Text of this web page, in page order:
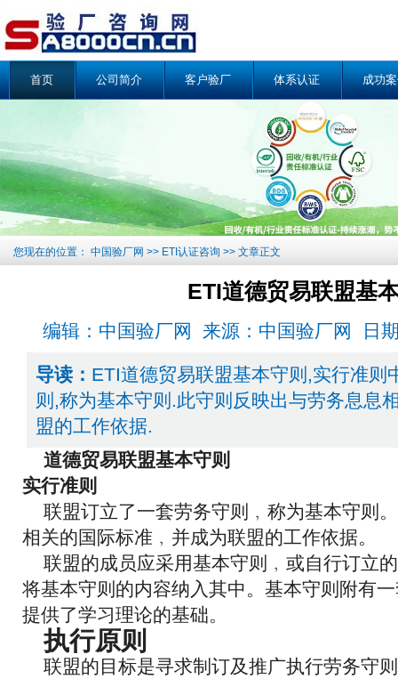
首页 公司简介 客户验厂 体系认证 成功
您现在的位置： 中国验厂网 >> ETI认证咨询 >> 文章正文
ETI道德贸易联盟基
编辑：中国验厂网 来源：中国验厂网 日
导读： ETI道德贸易联盟基本守则,实行准则
则,称为基本守则.此守则反映出与劳务息息
盟的工作依据.
道德贸易联盟基本守则
实行准则
联盟订立了一套劳务守则﹐称为基本守则
相关的国际标准﹐并成为联盟的工作依据。
联盟的成员应采用基本守则﹐或自行订立
将基本守则的内容纳入其中。基本守则附有
提供了学习理论的基础。
执行原则
联盟的目标是寻求制订及推广执行劳务守